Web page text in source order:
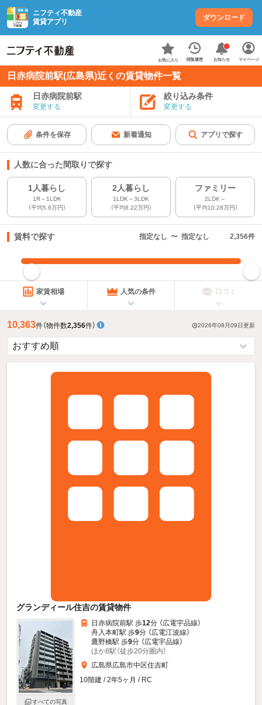
ニフティ不動産
賃貸アプリ
ダウンロード
お気に入り 閲覧履歴 お知らせ マイページ
日赤病院前駅(広島県)近くの賃貸物件一覧
日赤病院前駅
変更する
絞り込み条件
変更する
条件を保存 新着通知 アプリで探す
人数に合った間取りで探す
1人暮らし
1R～1LDK
（平均5.6万円）
2人暮らし
1LDK～3LDK
（平均8.22万円）
ファミリー
2LDK～
（平均10.28万円）
賃料で探す 指定なし 〜 指定なし 2,356件
指定した賃料で絞り込む
家賃相場 人気の条件 口コミ
10,363件（物件数2,356件） 2026年08月09日更新
グランディール住吉の賃貸物件
すべての写真
日赤病院前駅 歩12分 （広電宇品線）
舟入本町駅 歩9分 （広電江波線）
鷹野橋駅 歩9分 （広電宇品線）
ほか8駅（徒歩20分圏内）
広島県広島市中区住吉町
10階建 / 2年5ヶ月 / RC